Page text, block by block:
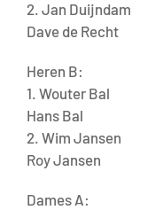
2. Jan Duijndam
Dave de Recht
Heren B:
1. Wouter Bal
Hans Bal
2. Wim Jansen
Roy Jansen
Dames A: